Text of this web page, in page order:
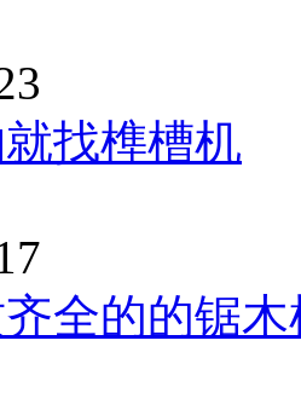
找榫槽机
全的的锯